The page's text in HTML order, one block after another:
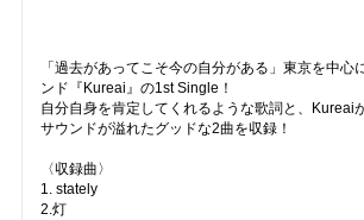
「過去があってこそ今の自分がある」東京を中心
ンド『Kureai』の1st Single！
自分自身を肯定してくれるような歌詞と、Kureai
サウンドが溢れたグッドな2曲を収録！
〈収録曲〉
1. stately
2.灯